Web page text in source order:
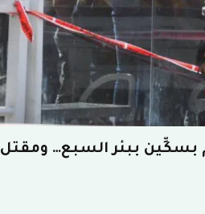
بسكِّين ببئر السبع… ومقتل